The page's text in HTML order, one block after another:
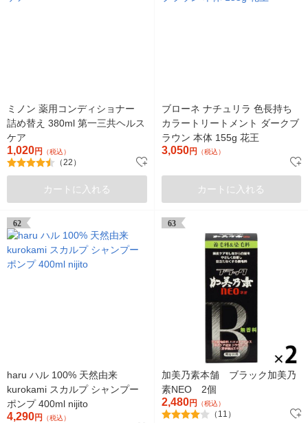
ミノン 薬用コンディショナー
詰め替え 380ml 第一三共ヘルス
ケア
1,020円 （税込）
（22）
カートに入れる
ブローネ ナチュリラ 色長持ち
カラートリートメント ダークブ
ラウン 本体 155g 花王
3,050円 （税込）
カートに入れる
62
haru ハル 100% 天然由来
kurokami スカルプ シャンプー
ポンプ 400ml nijito
4,290円 （税込）
63
加美乃素本舗 ブラック加美乃
素NEO 2個
2,480円 （税込）
（11）